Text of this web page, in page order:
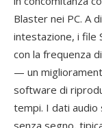
Blaster nei PC. A
intestazione, i file
con la frequenza
— un
software di
tempi. I dati audio
senza segno,